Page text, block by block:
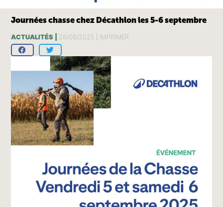
Journées chasse chez Décathlon les 5-6 septembre
ACTUALITÉS | 28/08/2025 | IMPRIMER